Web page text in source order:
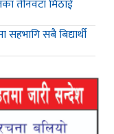
तीनवटा मिठाई
सबै बिद्यार्थी